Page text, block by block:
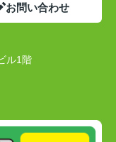
お問い合わせ
ル1階